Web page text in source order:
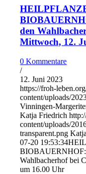
den
Mittwoch, 12.
0 Kommentare
/
12. Juni 2023
https://froh-
content/uploads/
Vinningen-
Katja Friedrich
content/uploads/
transparent.png
07-20 19:53:34
BIOBAUERNHOF:
Wahlbacherhof bei
um 16.00 Uhr